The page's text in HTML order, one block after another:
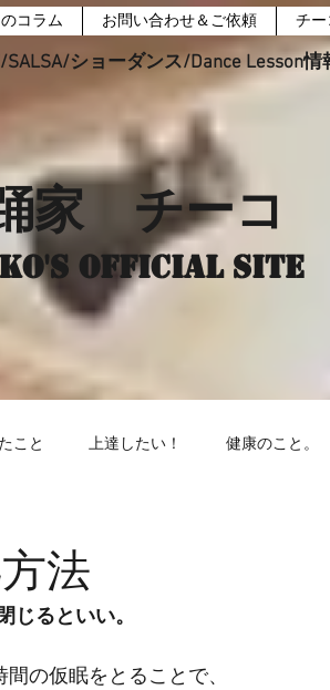
コラム お問い合わせ＆ご依頼 チ
ショーダンス/Dance Lesson情
家 チーコ
Official site
こと 上達したい！ 健康のこと。
法
じるといい。
の仮眠をとることで、